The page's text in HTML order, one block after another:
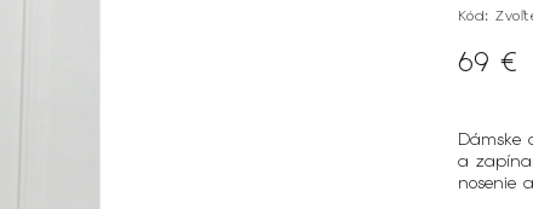
Kód:
69 €
Dámske
a
nosenie